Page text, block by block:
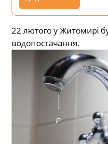
22 лютого у Житомирі
водопостачання.